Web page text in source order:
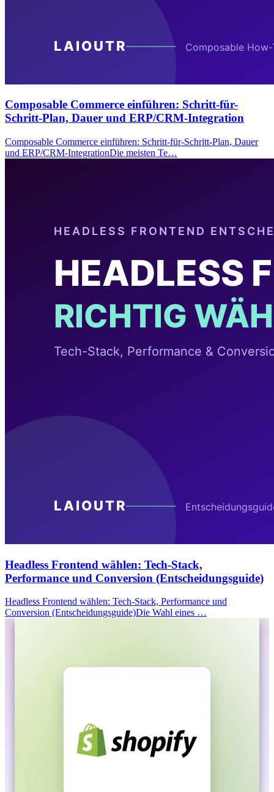
Composable Commerce einführen: Schritt-für-
Schritt-Plan, Dauer und ERP/CRM-Integration
Composable Commerce einführen: Schritt-für-Schritt-Plan, Dauer
und ERP/CRM-IntegrationDie meisten Te…
Headless Frontend wählen: Tech-Stack,
Performance und Conversion (Entscheidungsguide)
Headless Frontend wählen: Tech-Stack, Performance und
Conversion (Entscheidungsguide)Die Wahl eines …